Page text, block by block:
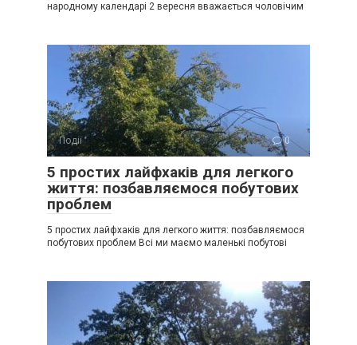
народному календарі 2 вересня вважається чоловічим
Події 0
5 простих лайфхаків для легкого
життя: позбавляємося побутових
проблем
5 простих лайфхаків для легкого життя: позбавляємося
побутових проблем Всі ми маємо маленькі побутові